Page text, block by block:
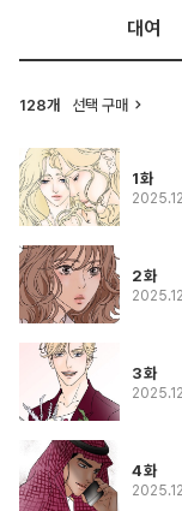
대여
128개 선택 구매
1화
2화
3화
4화